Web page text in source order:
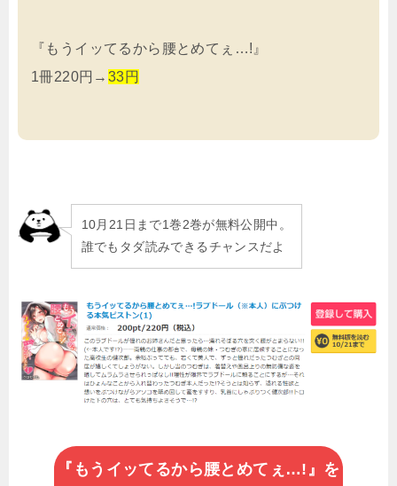
『もうイッてるから腰とめてぇ…!』
1冊220円→ 33円
10月21日まで1巻2巻が無料公開中。
誰でもタダ読みできるチャンスだよ
『もうイッてるから腰とめてぇ…!』を